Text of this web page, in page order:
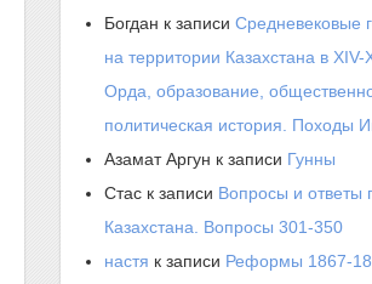
Богдан к записи Средневековые
на территории Казахстана в XIV-
Орда, образование,
политическая история. Походы
Азамат Аргун к записи Гунны
Стас к записи Вопросы и ответы
Казахстана. Вопросы 301-350
настя к записи Реформы 1867-